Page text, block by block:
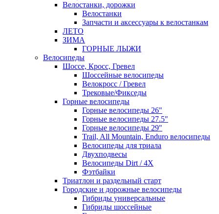
Велостанки, дорожки
Велостанки
Запчасти и аксессуары к велостанкам
ЛЕТО
ЗИМА
ГОРНЫЕ ЛЫЖИ
Велосипеды
Шоссе, Кросс, Гревел
Шоссейные велосипеды
Велокросс / Гревел
Трековые/Фикседы
Горные велосипеды
Горные велосипеды 26"
Горные велосипеды 27.5"
Горные велосипеды 29"
Trail, All Mountain, Enduro велосипеды
Велосипеды для триала
Двухподвесы
Велосипеды Dirt / 4X
Фэтбайки
Триатлон и раздельный старт
Городские и дорожные велосипеды
Гибриды универсальные
Гибриды шоссейные